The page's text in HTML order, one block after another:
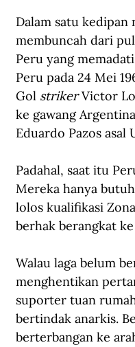
Dalam satu kedipan
membuncah dari
Peru yang
Peru pada 24 Mei
Gol striker Victor
ke gawang
Eduardo Pazos asal
Padahal, saat itu
Mereka hanya
lolos kualifikasi
berhak berangkat
Walau laga belum
menghentikan
suporter tuan
bertindak anarkis.
berterbangan ke